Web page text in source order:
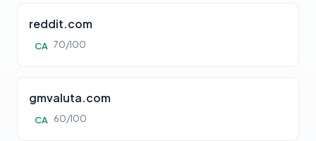
reddit.com
CA 70/100
gmvaluta.com
CA 60/100